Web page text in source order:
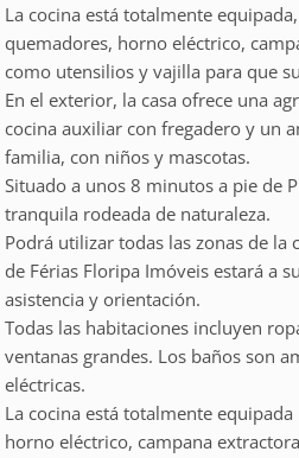
La cocina está totalmente
quemadores, horno eléctrico,
como utensilios y vajilla para que
En el exterior, la casa ofrece una
cocina auxiliar con fregadero y un
familia, con niños y mascotas.
Situado a unos 8 minutos a pie de
tranquila rodeada de naturaleza.
Podrá utilizar todas las zonas de
de Férias Floripa Imóveis estará a
asistencia y orientación.
Todas las habitaciones incluyen
ventanas grandes. Los baños son
eléctricas.
La cocina está totalmente
horno eléctrico, campana